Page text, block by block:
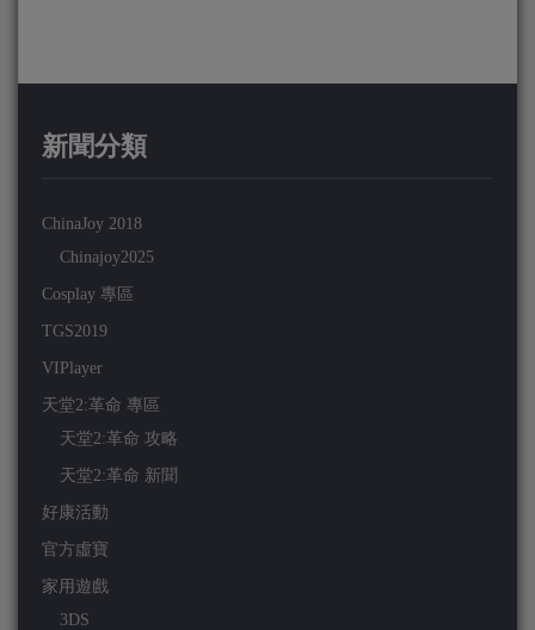
新聞分類
ChinaJoy 2018
Chinajoy2025
Cosplay 專區
TGS2019
VIPlayer
天堂2:革命 專區
天堂2:革命 攻略
天堂2:革命 新聞
好康活動
官方虛寶
家用遊戲
3DS